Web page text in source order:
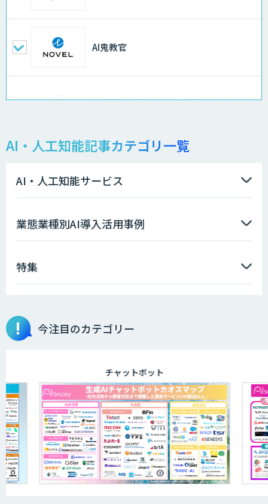
AI鬼教官
設計不明の古いシステムをAIが解析して
AIエージェント開発支援
AIエンジニアアカデミー（バイブコーデ
aiDAPTIV+
ELYZA Works with KDDI
JAPAN AI KNOWLEDGE
AI・人工知能記事カテゴリ一覧
AI・人工知能サービス
業態業種別AI導入活用事例
特集
今注目のカテゴリー
チャットボット